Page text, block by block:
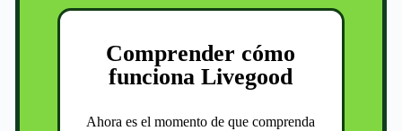
Comprender cómo
funciona Livegood
Ahora es el momento de que comprenda